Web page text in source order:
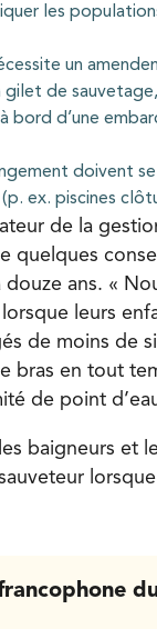
les
un
de
bord d’une
doivent
ex. piscines
de la
quelques
douze ans. «
leurs
de moins de
bras en tout
de point
baigneurs et